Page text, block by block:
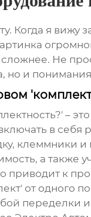
Когда я вижу
сложнее. Не
но и
–
в себя
клеммники и
а также
приводит к
от одного
переделки